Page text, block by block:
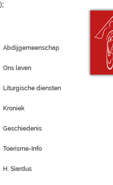
);
Abdijgemeenschap
Ons leven
Liturgische diensten
Kroniek
Geschiedenis
Toerisme-Info
H. Siardus